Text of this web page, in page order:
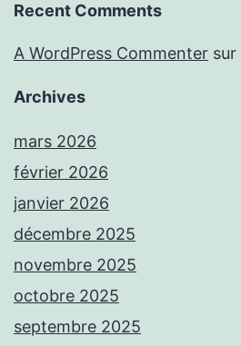
Recent Comments
A WordPress Commenter sur
Archives
mars 2026
février 2026
janvier 2026
décembre 2025
novembre 2025
octobre 2025
septembre 2025